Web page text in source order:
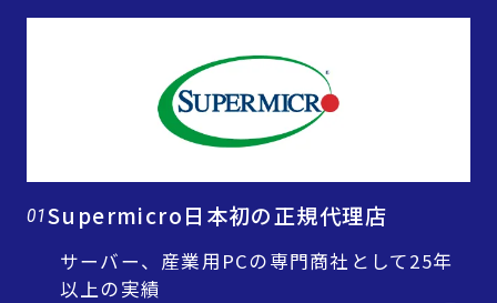
01Supermicro日本初の正規代理店
サーバー、産業用PCの専門商社として25年
以上の実績